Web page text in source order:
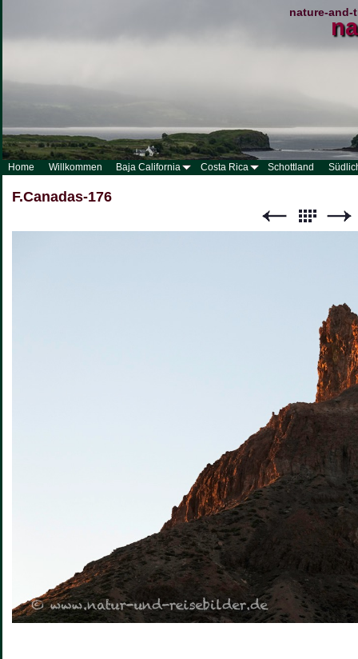
nature-and-
Home Willkommen Baja California Costa Rica Schottland
F.Canadas-176